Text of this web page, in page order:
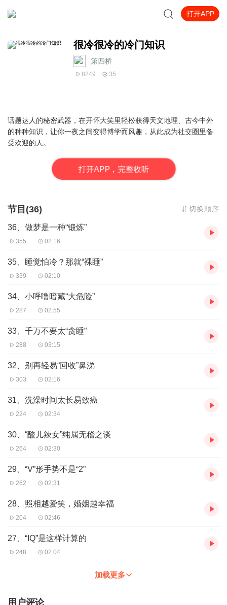
打开APP
很冷很冷的冷门知识
第四桥
8249 35
话题达人的秘密武器，在开怀大笑里轻松获得天文地理、古今中外
的种种知识，让你一夜之间变得博学而风趣，从此成为社交圈里备
受欢迎的人。
打开APP，完整收听
节目(36) 切换顺序
36、做梦是一种“锻炼”
355 02:16
35、睡觉怕冷？那就“裸睡”
339 02:10
34、小呼噜暗藏“大危险”
287 02:55
33、千万不要太“贪睡”
288 03:15
32、别再轻易“回收”鼻涕
303 02:16
31、洗澡时间太长易致癌
224 02:34
30、“酸儿辣女”纯属无稽之谈
264 02:30
29、“V”形手势不是“2”
262 02:31
28、照相越爱笑，婚姻越幸福
204 02:46
27、“IQ”是这样计算的
248 02:04
加载更多
用户评论